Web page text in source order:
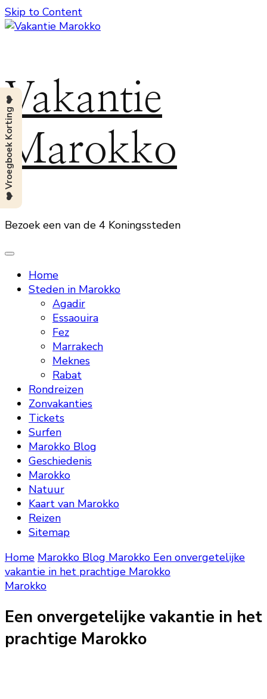
Skip to Content
Vakantie
Marokko
Bezoek een van de 4 Koningssteden
Home
Steden in Marokko
Agadir
Essaouira
Fez
Marrakech
Meknes
Rabat
Rondreizen
Zonvakanties
Tickets
Surfen
Marokko Blog
Geschiedenis
Marokko
Natuur
Kaart van Marokko
Reizen
Sitemap
Home Marokko Blog Marokko Een onvergetelijke
vakantie in het prachtige Marokko
Marokko
Een onvergetelijke vakantie in het
prachtige Marokko
❤️ Vroegboek Korting ❤️